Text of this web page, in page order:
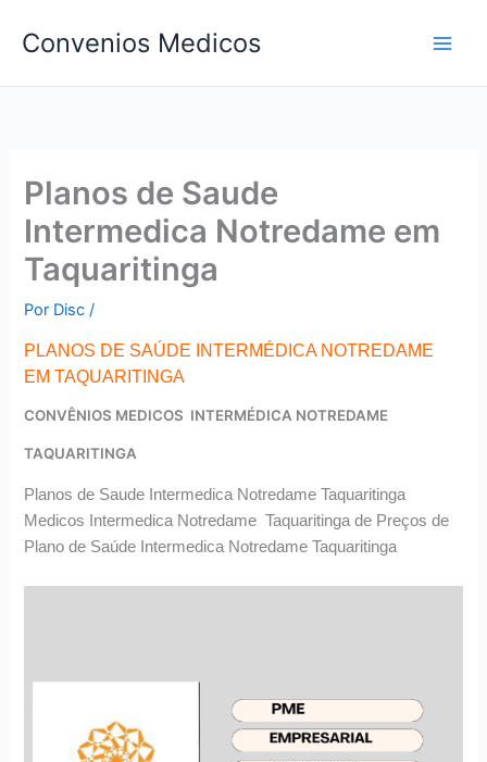
para
conteúdo
Convenios Medicos
Planos de Saude
Intermedica Notredame em
Taquaritinga
Por Disc/
PLANOS DE SAÚDE INTERMÉDICA NOTREDAME
EM TAQUARITINGA
CONVÊNIOS MEDICOS INTERMÉDICA NOTREDAME
TAQUARITINGA
Planos de Saude Intermedica Notredame Taquaritinga
Medicos Intermedica Notredame Taquaritinga de Preços de
Plano de Saúde Intermedica Notredame Taquaritinga